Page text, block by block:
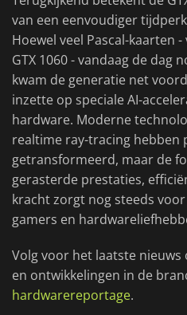
van een eenvoudiger
Hoewel veel Pascal-kaarten -
GTX 1060 - vandaag de dag
kwam de generatie net
inzette op speciale AI-
hardware. Moderne
realtime ray-tracing hebben
getransformeerd, maar de
gerasterde prestaties,
kracht zorgt nog steeds
gamers en
Volg voor het laatste
en ontwikkelingen in de
hardwarereportage.